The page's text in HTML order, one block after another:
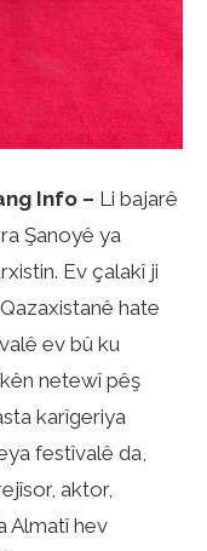
Info – Li bajarê
Şanoyê ya
Ev çalakî ji
hate
ev bû ku
netewî pêş
karîgeriya
festîvalê da,
aktor,
Almatî hev